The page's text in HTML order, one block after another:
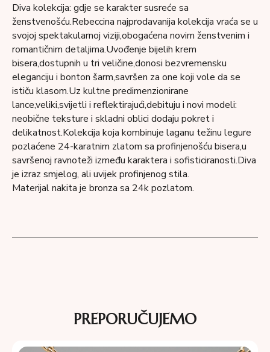
Diva kolekcija: gdje se karakter susreće sa
ženstvenošću.Rebeccina najprodavanija kolekcija vraća se u
svojoj spektakularnoj viziji,obogaćena novim ženstvenim i
romantičnim detaljima.Uvođenje bijelih krem ​​
bisera,dostupnih u tri veličine,donosi bezvremensku
eleganciju i bonton šarm,savršen za one koji vole da se
ističu klasom.Uz kultne predimenzionirane
lance,veliki,svijetli i reflektirajući,debituju i novi modeli:
neobične teksture i skladni oblici dodaju pokret i
delikatnost.Kolekcija koja kombinuje laganu težinu legure
pozlaćene 24-karatnim zlatom sa profinjenošću bisera,u
savršenoj ravnoteži između karaktera i sofisticiranosti.Diva
je izraz smjelog, ali uvijek profinjenog stila.
Materijal nakita je bronza sa 24k pozlatom.
PREPORUČUJEMO